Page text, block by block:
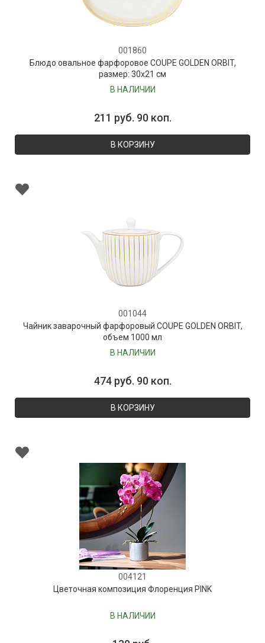
001860
Блюдо овальное фарфоровое COUPE GOLDEN ORBIT,
размер: 30х21 см
В НАЛИЧИИ
211 руб. 90 коп.
В КОРЗИНУ
001044
Чайник заварочный фарфоровый COUPE GOLDEN ORBIT,
объем 1000 мл
В НАЛИЧИИ
474 руб. 90 коп.
В КОРЗИНУ
004121
Цветочная композиция Флоренция PINK
В НАЛИЧИИ